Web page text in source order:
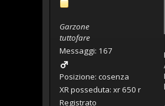
Garzone
tuttofare
Messaggi: 167
Posizione: cosenza
XR posseduta: xr 650 r
Registrato